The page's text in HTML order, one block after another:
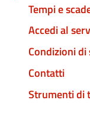
Tempi e
Accedi al
Condizioni di
Contatti
Strumenti di